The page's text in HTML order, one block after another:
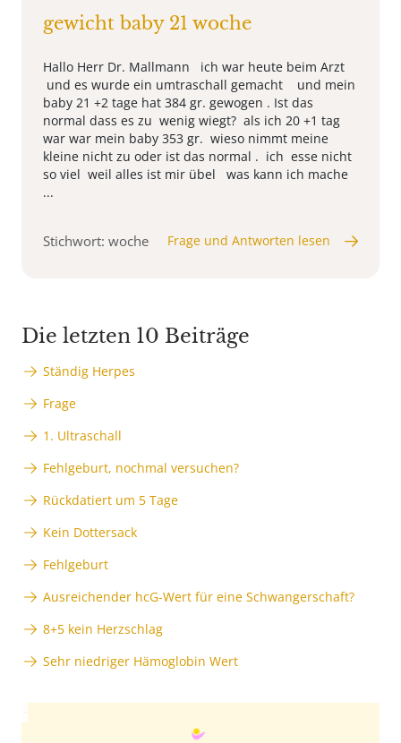
gewicht baby 21 woche
Hallo Herr Dr. Mallmann ich war heute beim Arzt
und es wurde ein umtraschall gemacht und mein
baby 21 +2 tage hat 384 gr. gewogen . Ist das
normal dass es zu wenig wiegt? als ich 20 +1 tag
war war mein baby 353 gr. wieso nimmt meine
kleine nicht zu oder ist das normal . ich esse nicht
so viel weil alles ist mir übel was kann ich mache
...
Stichwort: woche Frage und Antworten lesen
Die letzten 10 Beiträge
Ständig Herpes
Frage
1. Ultraschall
Fehlgeburt, nochmal versuchen?
Rückdatiert um 5 Tage
Kein Dottersack
Fehlgeburt
Ausreichender hcG-Wert für eine Schwangerschaft?
8+5 kein Herzschlag
Sehr niedriger Hämoglobin Wert